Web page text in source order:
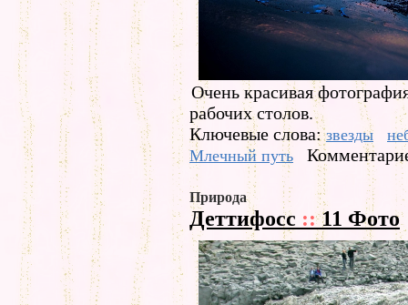
Очень красивая
рабочих столов.
Ключевые слова:звезды
Млечный путь
Природа
Деттифосс ::11 Фото